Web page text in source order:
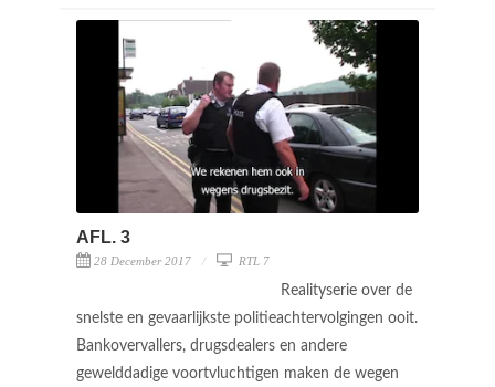
AFL. 3
28 December 2017 RTL 7
Realityserie over de
snelste en gevaarlijkste politieachtervolgingen ooit.
Bankovervallers, drugsdealers en andere
gewelddadige voortvluchtigen maken de wegen